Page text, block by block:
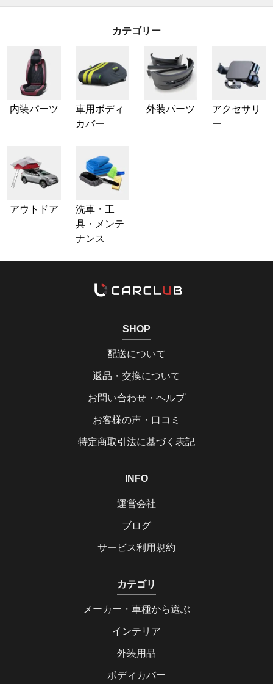
カテゴリー
内装パーツ
車用ボディ
カバー
外装パーツ
アクセサリ
ー
アウトドア
洗車・工
具・メンテ
ナンス
SHOP
配送について
返品・交換について
お問い合わせ・ヘルプ
お客様の声・口コミ
特定商取引法に基づく表記
INFO
運営会社
ブログ
サービス利用規約
カテゴリ
メーカー・車種から選ぶ
インテリア
外装用品
ボディカバー